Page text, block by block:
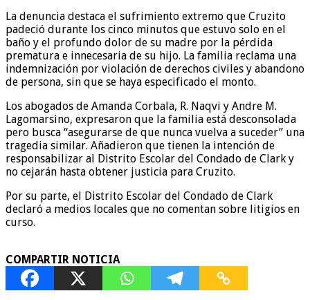
La denuncia destaca el sufrimiento extremo que Cruzito
padeció durante los cinco minutos que estuvo solo en el
baño y el profundo dolor de su madre por la pérdida
prematura e innecesaria de su hijo. La familia reclama una
indemnización por violación de derechos civiles y abandono
de persona, sin que se haya especificado el monto.
Los abogados de Amanda Corbala, R. Naqvi y Andre M.
Lagomarsino, expresaron que la familia está desconsolada
pero busca “asegurarse de que nunca vuelva a suceder” una
tragedia similar. Añadieron que tienen la intención de
responsabilizar al Distrito Escolar del Condado de Clark y
no cejarán hasta obtener justicia para Cruzito.
Por su parte, el Distrito Escolar del Condado de Clark
declaró a medios locales que no comentan sobre litigios en
curso.
COMPARTIR NOTICIA